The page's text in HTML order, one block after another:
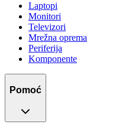
Laptopi
Monitori
Televizori
Mrežna oprema
Periferija
Komponente
Pomoć